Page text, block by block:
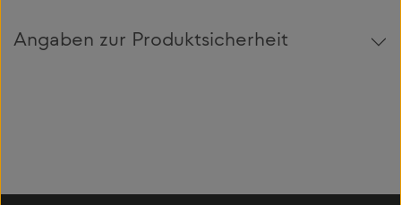
Angaben zur Produktsicherheit